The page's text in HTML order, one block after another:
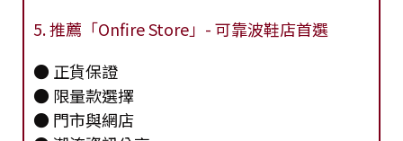
5. 推薦「Onfire Store」- 可靠波鞋店首選
● 正貨保證
● 限量款選擇
● 門市與網店